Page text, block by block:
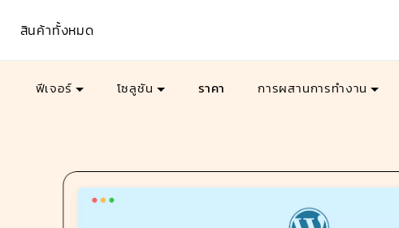
สินค้าทั้งหมด
ฟีเจอร์ โซลูชัน ราคา การผสานการทำงาน